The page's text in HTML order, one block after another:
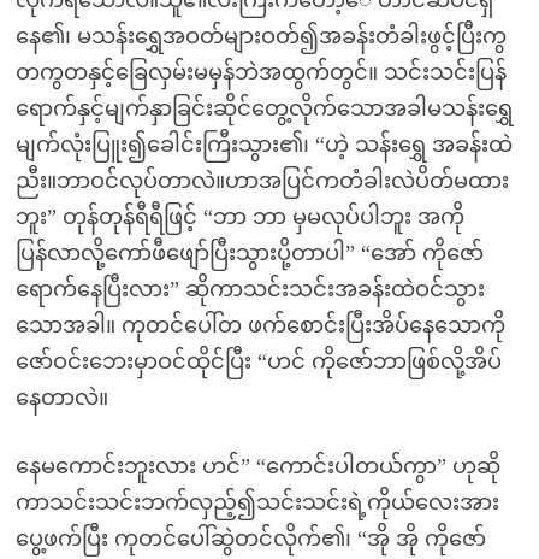
နေ၏၊ မသန်းရွှေအဝတ်များဝတ်၍အခန်းတံခါးဖွင့်ပြီးကွ
တကွတနှင့်ခြေလှမ်းမမှန်ဘဲအထွက်တွင်။ သင်းသင်းပြန်
ရောက်နှင့်မျက်နှာခြင်းဆိုင်တွေ့လိုက်သောအခါမသန်းရွှေ
မျက်လုံးပြူး၍ခေါင်းကြီးသွား၏၊ “ဟဲ့ သန်းရွှေ အခန်းထဲ
ညီး။ဘာဝင်လုပ်တာလဲ။ဟာအပြင်ကတံခါးလဲပိတ်မထား
ဘူး” တုန်တုန်ရီရီဖြင့် “ဘာ ဘာ မှမလုပ်ပါဘူး အကို
ပြန်လာလို့ကော်ဖီဖျော်ပြီးသွားပို့တာပါ” “အော် ကိုဇော်
ရောက်နေပြီးလား” ဆိုကာသင်းသင်းအခန်းထဲဝင်သွား
သောအခါ။ ကုတင်ပေါ်တ ဖက်စောင်းပြီးအိပ်နေသောကို
ဇော်ဝင်းဘေးမှာဝင်ထိုင်ပြီး “ဟင် ကိုဇော်ဘာဖြစ်လို့အိပ်
နေတာလဲ။
နေမကောင်းဘူးလား ဟင်” “ကောင်းပါတယ်ကွာ” ဟုဆို
ကာသင်းသင်းဘက်လှည့်၍သင်းသင်းရဲ့ကိုယ်လေးအား
ပွေ့ဖက်ပြီး ကုတင်ပေါ်ဆွဲတင်လိုက်၏၊ “အို အို ကိုဇော်